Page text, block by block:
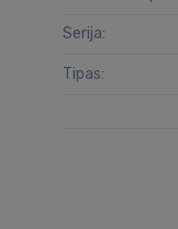
Serija:
Tipas: